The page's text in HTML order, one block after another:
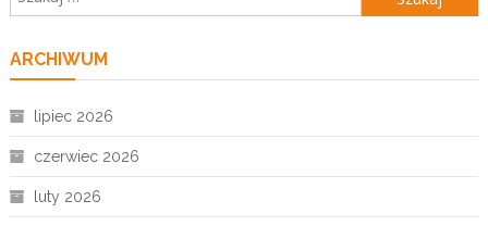
ARCHIWUM
lipiec 2026
czerwiec 2026
luty 2026